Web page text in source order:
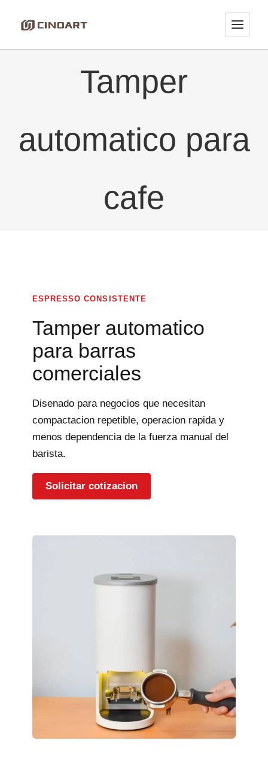
Tamper
automatico para
cafe
ESPRESSO CONSISTENTE
Tamper automatico
para barras
comerciales
Disenado para negocios que necesitan
compactacion repetible, operacion rapida y
menos dependencia de la fuerza manual del
barista.
Solicitar cotizacion